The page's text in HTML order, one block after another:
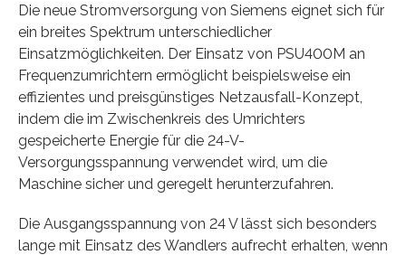
Die neue Stromversorgung von Siemens eignet sich für
ein breites Spektrum unterschiedlicher
Einsatzmöglichkeiten. Der Einsatz von PSU400M an
Frequenzumrichtern ermöglicht beispielsweise ein
effizientes und preisgünstiges Netzausfall-Konzept,
indem die im Zwischenkreis des Umrichters
gespeicherte Energie für die 24-V-
Versorgungsspannung verwendet wird, um die
Maschine sicher und geregelt herunterzufahren.
Die Ausgangsspannung von 24 V lässt sich besonders
lange mit Einsatz des Wandlers aufrecht erhalten, wenn